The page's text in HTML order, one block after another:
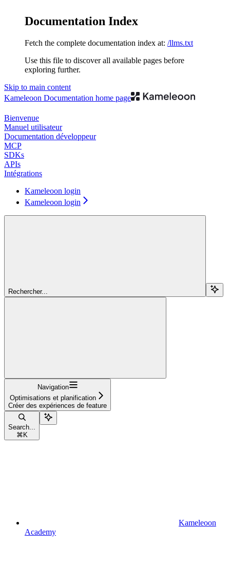
Documentation Index
Fetch the complete documentation index at: /llms.txt
Use this file to discover all available pages before
exploring further.
Skip to main content
Kameleoon Documentation home page
Bienvenue
Manuel utilisateur
Documentation développeur
MCP
SDKs
APIs
Intégrations
Kameleoon login
Kameleoon login
Rechercher...
Navigation
Optimisations et planification
Créer des expériences de feature
Search...
⌘ K
Kameleoon
Academy